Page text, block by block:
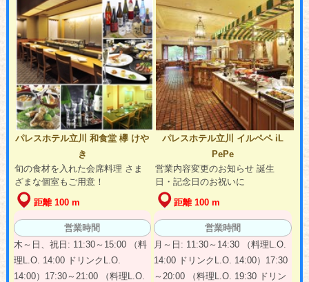
パレスホテル立川 和食堂 欅 けや
き
旬の食材を入れた会席料理 さま
ざまな個室もご用意！
距離 100 m
営業時間
木～日、祝日: 11:30～15:00 （料
理L.O. 14:00 ドリンクL.O.
14:00）17:30～21:00 （料理L.O.
パレスホテル立川 イルペペ iL
PePe
営業内容変更のお知らせ 誕生
日・記念日のお祝いに
距離 100 m
営業時間
月～日: 11:30～14:30 （料理L.O.
14:00 ドリンクL.O. 14:00）17:30
～20:00 （料理L.O. 19:30 ドリン